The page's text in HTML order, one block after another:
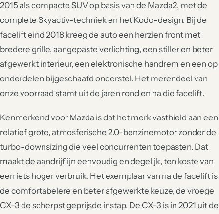
2015 als compacte SUV op basis van de Mazda2, met de
complete Skyactiv-techniek en het Kodo-design. Bij de
facelift eind 2018 kreeg de auto een herzien front met
bredere grille, aangepaste verlichting, een stiller en beter
afgewerkt interieur, een elektronische handrem en een op
onderdelen bijgeschaafd onderstel. Het merendeel van
onze voorraad stamt uit de jaren rond en na die facelift.
Kenmerkend voor Mazda is dat het merk vasthield aan een
relatief grote, atmosferische 2.0-benzinemotor zonder de
turbo-downsizing die veel concurrenten toepasten. Dat
maakt de aandrijflijn eenvoudig en degelijk, ten koste van
een iets hoger verbruik. Het exemplaar van na de facelift is
de comfortabelere en beter afgewerkte keuze, de vroege
CX-3 de scherpst geprijsde instap. De CX-3 is in 2021 uit de